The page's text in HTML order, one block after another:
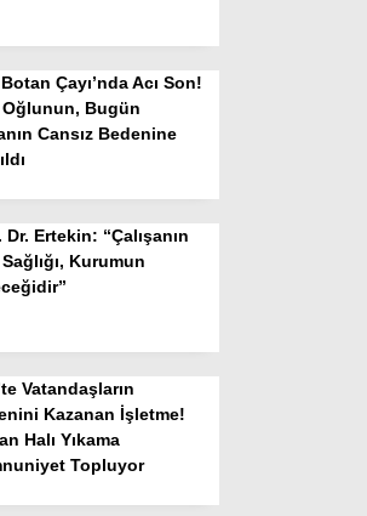
Çayı’nda Acı Son!
Oğlunun, Bugün
Cansız Bedenine
Dr. Ertekin: “Çalışanın
Kurumun
Vatandaşların
Kazanan İşletme!
Halı Yıkama
Topluyor